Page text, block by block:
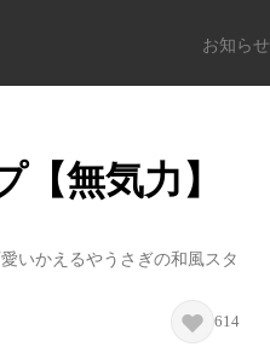
お知らせ
【無気力】
いかえるやうさぎの和風スタ
614